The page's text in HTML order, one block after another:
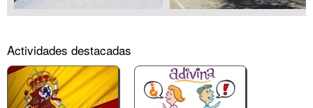
Actividades destacadas